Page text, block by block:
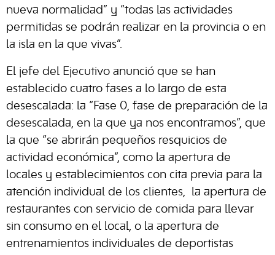
nueva normalidad” y “todas las actividades
permitidas se podrán realizar en la provincia o en
la isla en la que vivas”.
El jefe del Ejecutivo anunció que se han
establecido cuatro fases a lo largo de esta
desescalada: la “Fase 0, fase de preparación de la
desescalada, en la que ya nos encontramos”, que
la que “se abrirán pequeños resquicios de
actividad económica”, como la apertura de
locales y establecimientos con cita previa para la
atención individual de los clientes, la apertura de
restaurantes con servicio de comida para llevar
sin consumo en el local, o la apertura de
entrenamientos individuales de deportistas